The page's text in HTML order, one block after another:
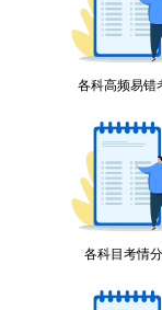
各科高频易错
各科目考情